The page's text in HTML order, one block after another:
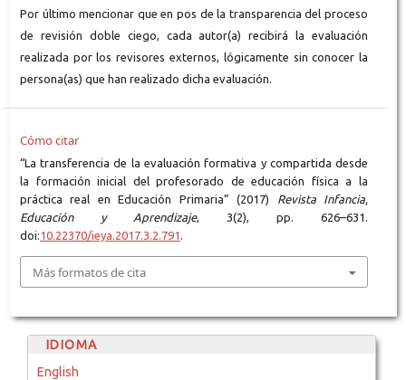
Por último mencionar que en pos de la transparencia del proceso
de revisión doble ciego, cada autor(a) recibirá la evaluación
realizada por los revisores externos, lógicamente sin conocer la
persona(as) que han realizado dicha evaluación.
Cómo citar
“La transferencia de la evaluación formativa y compartida desde
la formación inicial del profesorado de educación física a la
práctica real en Educación Primaria” (2017)
Revista Infancia,
Educación y Aprendizaje, 3(2), pp. 626–631.
doi:10.22370/ieya.2017.3.2.791 .
Más formatos de cita
IDIOMA
English